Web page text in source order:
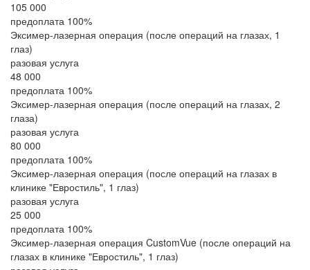
105 000
предоплата 100%
Эксимер-лазерная операция (после операций на глазах, 1
глаз)
разовая услуга
48 000
предоплата 100%
Эксимер-лазерная операция (после операций на глазах, 2
глаза)
разовая услуга
80 000
предоплата 100%
Эксимер-лазерная операция (после операций на глазах в
клинике "Евростиль", 1 глаз)
разовая услуга
25 000
предоплата 100%
Эксимер-лазерная операция CustomVue (после операций на
глазах в клинике "Евростиль", 1 глаз)